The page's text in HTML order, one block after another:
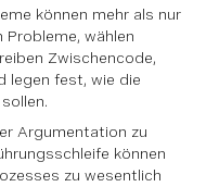
können mehr als nur
Probleme, wählen
Zwischencode,
legen fest, wie die
Argumentation zu
können
zu wesentlich